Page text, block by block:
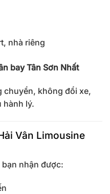
nhà riêng
bay Tân Sơn Nhất
chuyển, không đổi xe,
hành lý.
Vân Limousine
bạn nhận được: